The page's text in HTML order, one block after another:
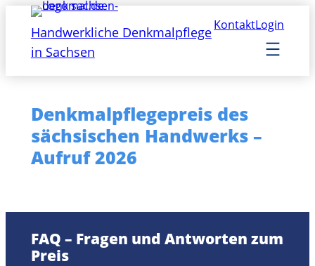
Inhalt
springen
KontaktLogin
Handwerkliche Denkmalpflege
in Sachsen
Denkmalpflegepreis des
sächsischen Handwerks –
Aufruf 2026
FAQ – Fragen und Antworten zum
Preis